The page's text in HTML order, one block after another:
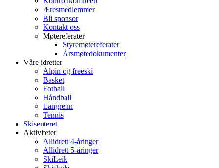
Æresmedlemmer
Bli sponsor
Kontakt oss
Møtereferater
Styremøtereferater
Årsmøtedokumenter
Våre idretter
Alpin og freeski
Basket
Fotball
Håndball
Langrenn
Tennis
Skisenteret
Aktiviteter
Allidrett 4-åringer
Allidrett 5-åringer
SkiLeik